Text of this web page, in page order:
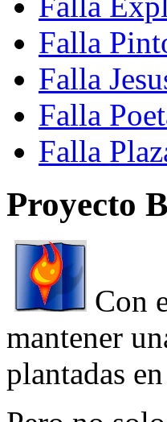
Falla
Falla
Falla
Falla
Proyecto
Con
mantener
plantadas